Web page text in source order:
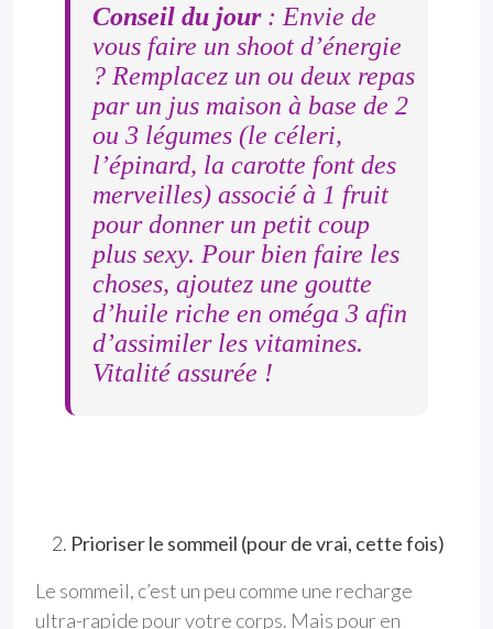
Conseil du jour: Envie de
vous faire un shoot d’énergie
? Remplacez un ou deux repas
par un jus maison à base de 2
ou 3 légumes (le céleri,
l’épinard, la carotte font des
merveilles) associé à 1 fruit
pour donner un petit coup
plus sexy. Pour bien faire les
choses, ajoutez une goutte
d’huile riche en oméga 3 afin
d’assimiler les vitamines.
Vitalité assurée !
Prioriser le sommeil (pour de vrai, cette fois)
Le sommeil, c’est un peu comme une recharge
ultra-rapide pour votre corps. Mais pour en